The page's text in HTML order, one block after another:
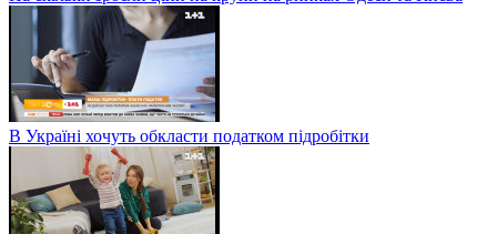
В Україні хочуть обкласти податком підробітки